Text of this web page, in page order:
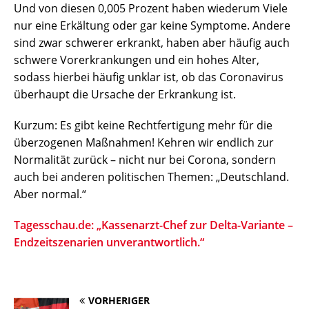
Und von diesen 0,005 Prozent haben wiederum Viele
nur eine Erkältung oder gar keine Symptome. Andere
sind zwar schwerer erkrankt, haben aber häufig auch
schwere Vorerkrankungen und ein hohes Alter,
sodass hierbei häufig unklar ist, ob das Coronavirus
überhaupt die Ursache der Erkrankung ist.
Kurzum: Es gibt keine Rechtfertigung mehr für die
überzogenen Maßnahmen! Kehren wir endlich zur
Normalität zurück – nicht nur bei Corona, sondern
auch bei anderen politischen Themen: „Deutschland.
Aber normal.“
Tagesschau.de: „Kassenarzt-Chef zur Delta-Variante –
Endzeitszenarien unverantwortlich.“
VORHERIGER